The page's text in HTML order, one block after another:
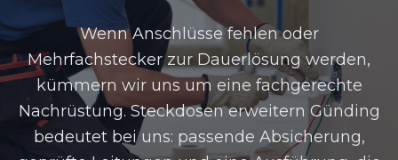
Wenn Anschlüsse fehlen oder
Mehrfachstecker zur Dauerlösung werden,
kümmern wir uns um eine fachgerechte
Nachrüstung.Steckdosen erweitern Günding
bedeutet bei uns: passende Absicherung,